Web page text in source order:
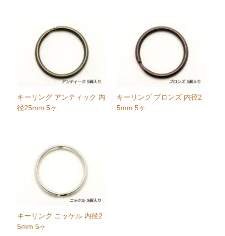
キーリング アンティック 内
径25mm 5ヶ
キーリング ブロンズ 内径2
5mm 5ヶ
キーリング ニッケル 内径2
5mm 5ヶ